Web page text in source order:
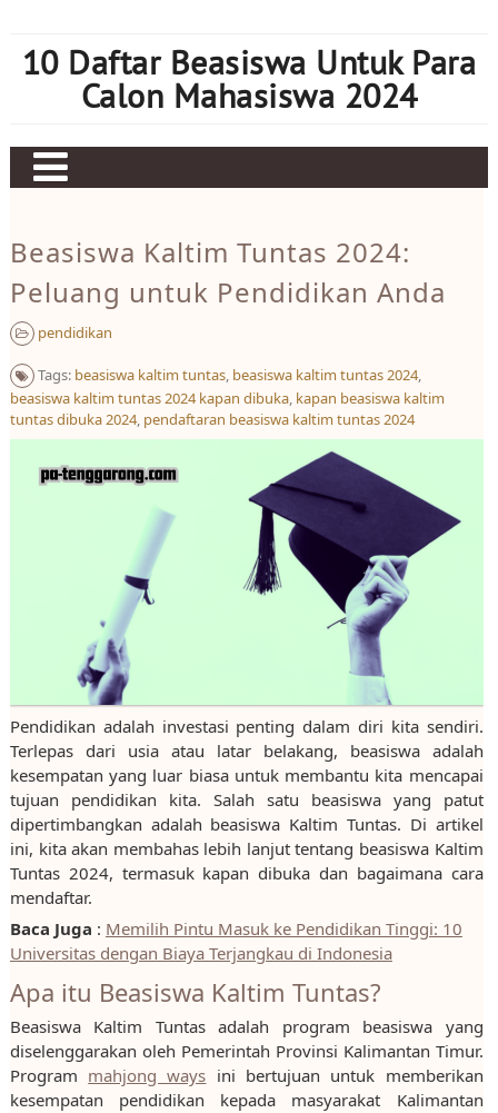
content
10 Daftar Beasiswa Untuk Para
Calon Mahasiswa 2024
Sbobet
Judi bola
Mahjong Ways 2
Slot Kamboja
Beasiswa Kaltim Tuntas 2024:
Peluang untuk Pendidikan Anda
pendidikan
Tags: beasiswa kaltim tuntas, beasiswa kaltim tuntas 2024,
beasiswa kaltim tuntas 2024 kapan dibuka, kapan beasiswa kaltim
tuntas dibuka 2024, pendaftaran beasiswa kaltim tuntas 2024
Pendidikan adalah investasi penting dalam diri kita sendiri.
Terlepas dari usia atau latar belakang, beasiswa adalah
kesempatan yang luar biasa untuk membantu kita mencapai
tujuan pendidikan kita. Salah satu beasiswa yang patut
dipertimbangkan adalah beasiswa Kaltim Tuntas. Di artikel
ini, kita akan membahas lebih lanjut tentang beasiswa Kaltim
Tuntas 2024, termasuk kapan dibuka dan bagaimana cara
mendaftar.
Baca Juga : Memilih Pintu Masuk ke Pendidikan Tinggi: 10
Universitas dengan Biaya Terjangkau di Indonesia
Apa itu Beasiswa Kaltim Tuntas?
Beasiswa Kaltim Tuntas adalah program beasiswa yang
diselenggarakan oleh Pemerintah Provinsi Kalimantan Timur.
Program mahjong ways ini bertujuan untuk memberikan
kesempatan pendidikan kepada masyarakat Kalimantan